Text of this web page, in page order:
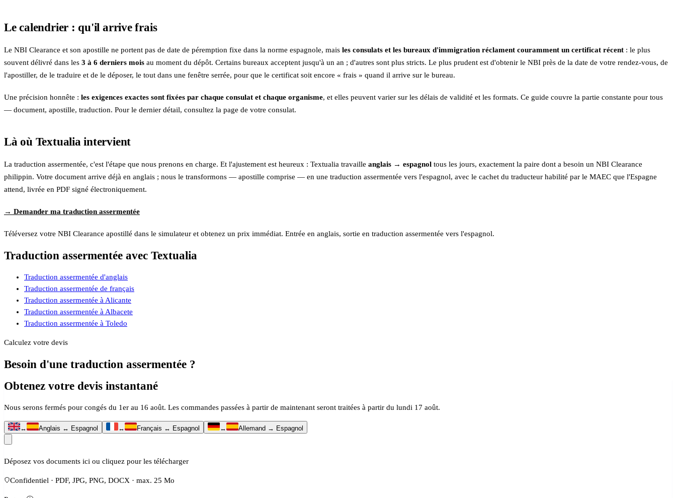
Le calendrier : qu'il arrive frais
Le NBI Clearance et son apostille ne portent pas de date de péremption fixe dans la norme espagnole, mais les consulats et les bureaux d'immigration réclament couramment un certificat récent : le plus
souvent délivré dans les 3 à 6 derniers mois au moment du dépôt. Certains bureaux acceptent jusqu'à un an ; d'autres sont plus stricts. Le plus prudent est d'obtenir le NBI près de la date de votre rendez-vous, de
l'apostiller, de le traduire et de le déposer, le tout dans une fenêtre serrée, pour que le certificat soit encore « frais » quand il arrive sur le bureau.
Une précision honnête : les exigences exactes sont fixées par chaque consulat et chaque organisme, et elles peuvent varier sur les délais de validité et les formats. Ce guide couvre la partie constante pour tous
— document, apostille, traduction. Pour le dernier détail, consultez la page de votre consulat.
Là où Textualia intervient
La traduction assermentée, c'est l'étape que nous prenons en charge. Et l'ajustement est heureux : Textualia travaille anglais → espagnol tous les jours, exactement la paire dont a besoin un NBI Clearance
philippin. Votre document arrive déjà en anglais ; nous le transformons — apostille comprise — en une traduction assermentée vers l'espagnol, avec le cachet du traducteur habilité par le MAEC que l'Espagne
attend, livrée en PDF signé électroniquement.
→ Demander ma traduction assermentée
Téléversez votre NBI Clearance apostillé dans le simulateur et obtenez un prix immédiat. Entrée en anglais, sortie en traduction assermentée vers l'espagnol.
Traduction assermentée avec Textualia
Traduction assermentée d'anglais
Traduction assermentée de français
Traduction assermentée à Alicante
Traduction assermentée à Albacete
Traduction assermentée à Toledo
Calculez votre devis
Besoin d'une traduction assermentée ?
Obtenez votre devis instantané
Nous serons fermés pour congés du 1er au 16 août. Les commandes passées à partir de maintenant seront traitées à partir du lundi 17 août.
↔ Anglais ↔ Espagnol ↔ Français ↔ Espagnol ↔ Allemand → Espagnol
Déposez vos documents ici ou cliquez pour les télécharger
Confidentiel · PDF, JPG, PNG, DOCX · max. 25 Mo